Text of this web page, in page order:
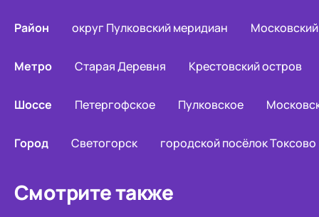
Район округ Пулковский меридиан Московский
Метро Старая Деревня Крестовский остров
Шоссе Петергофское Пулковское
Город Светогорск городской посёлок Токсово
Смотрите также